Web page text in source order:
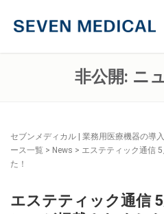
非公開: ニ
セブンメディカル | 業務用医療機器の導
ース一覧 > News > エステティック通信
た！
エステティック通信